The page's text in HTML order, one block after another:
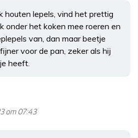
houten lepels, vind het prettig
onder het koken mee roeren en
van, dan maar beetje
voor de pan, zeker als hij
heeft.
om 07:43